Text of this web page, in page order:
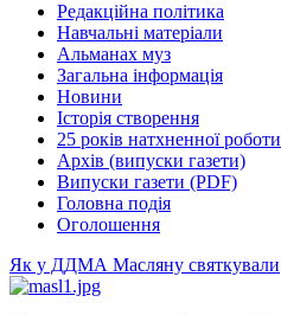
Редакційна політика
Навчальні матеріали
Альманах муз
Загальна інформація
Новини
Історія створення
25 років натхненної роботи
Архів (випуски газети)
Випуски газети (PDF)
Головна подія
Оголошення
Як у ДДМА Масляну святкували